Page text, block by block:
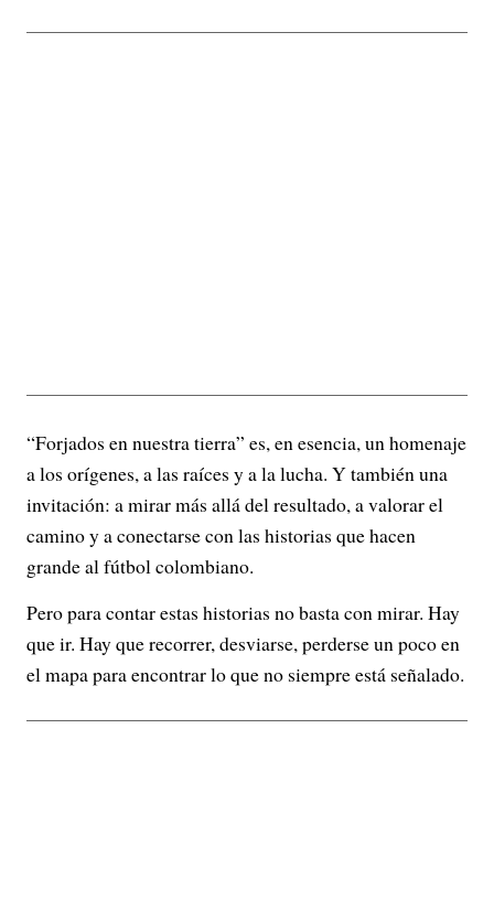
“Forjados en nuestra tierra” es, en esencia, un homenaje
a los orígenes, a las raíces y a la lucha. Y también una
invitación: a mirar más allá del resultado, a valorar el
camino y a conectarse con las historias que hacen
grande al fútbol colombiano.
Pero para contar estas historias no basta con mirar. Hay
que ir. Hay que recorrer, desviarse, perderse un poco en
el mapa para encontrar lo que no siempre está señalado.